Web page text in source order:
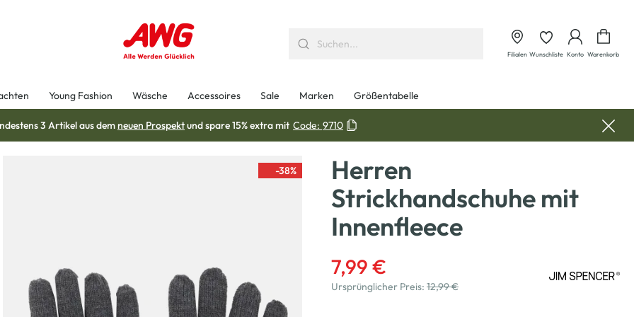
Filialen Wunschliste Konto Warenkorb
Young Fashion Wäsche Accessoires Sale Marken Größentabelle
3 Artikel aus demneuen Prospektund spare 15% extra mit Code: 9710
-38%
Herren
Strickhandschuhe mit
Innenfleece
7,99 €
Ursprünglicher Preis: 12,99 €